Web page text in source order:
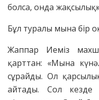
болса, онда
Бұл туралы мына бір
Жаппар Иеміз
қарттан: «Мына
сұрайды. Ол
айтады. Сол